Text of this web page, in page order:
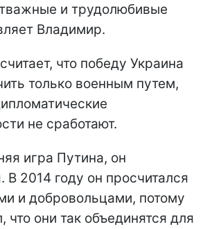
и трудолюбивые
Владимир.
что победу Украина
только военным путем,
не сработают.
игра Путина, он
В 2014 году он просчитался
и добровольцами, потому
что они так объединятся для